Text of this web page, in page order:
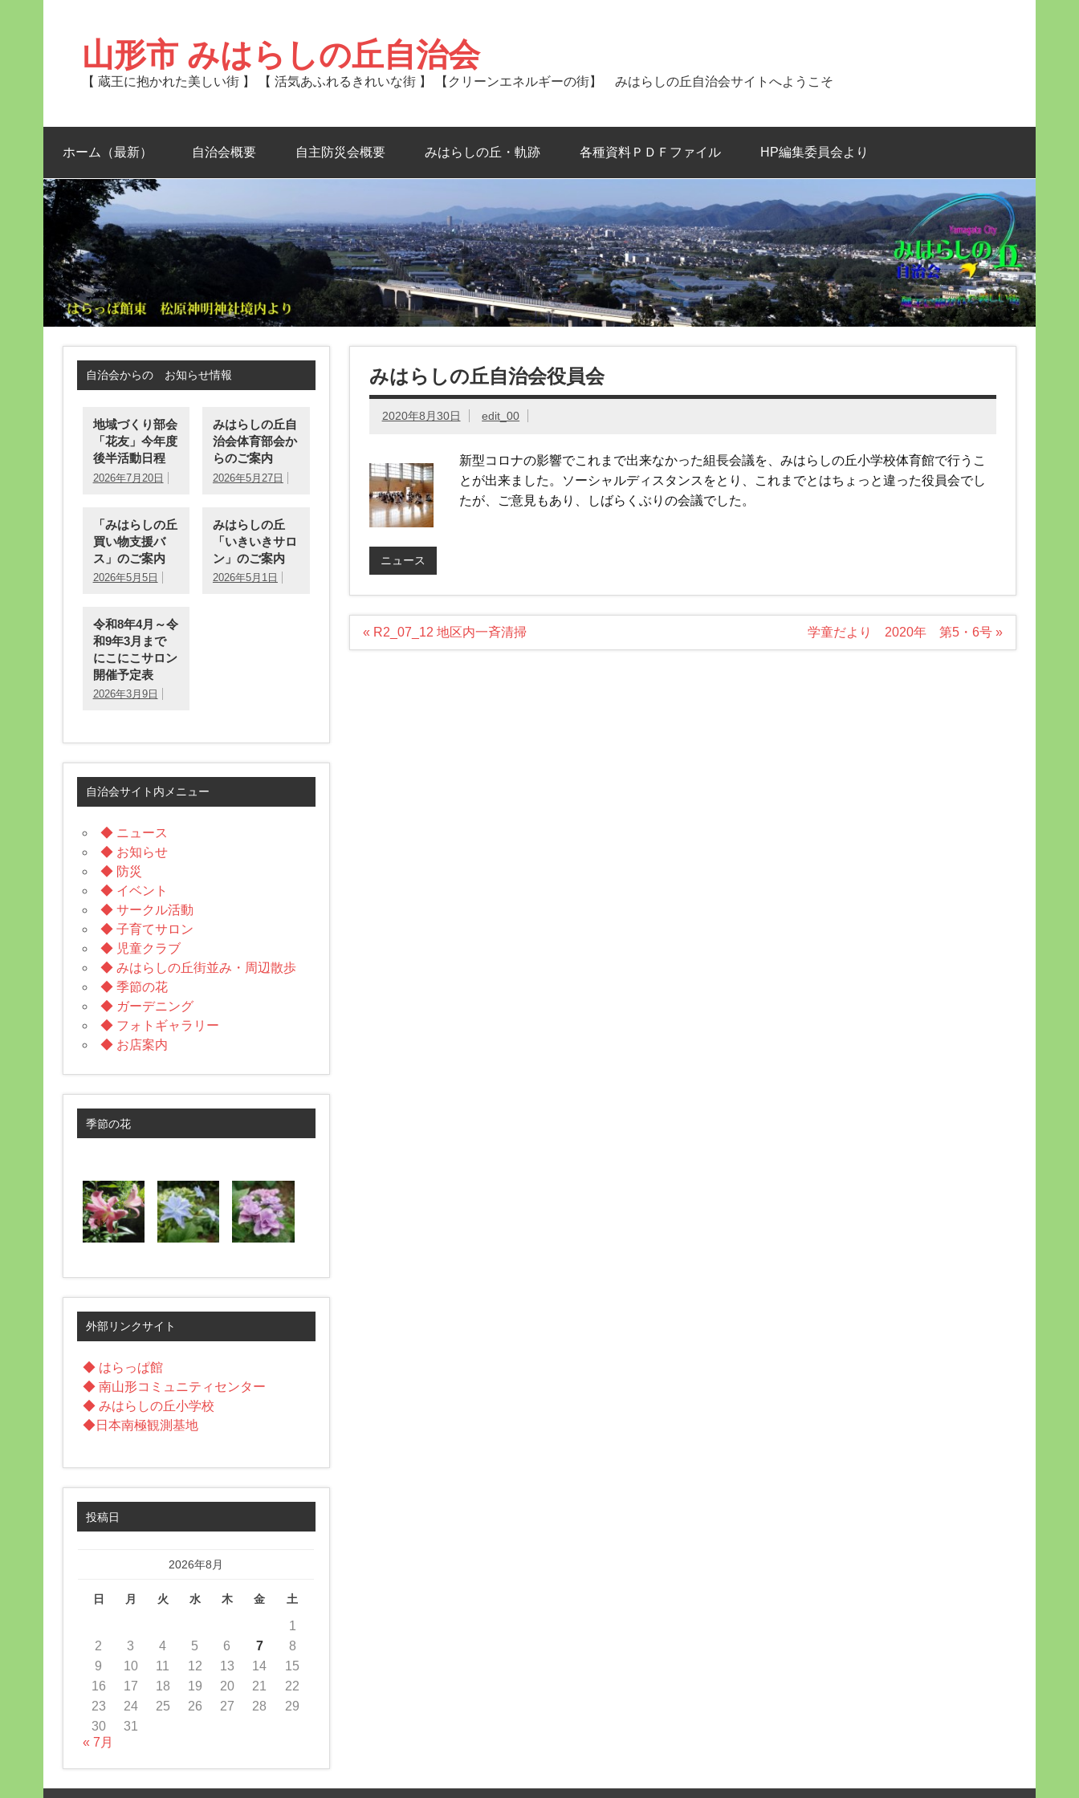
山形市 みはらしの丘自治会
【 蔵王に抱かれた美しい街 】 【 活気あふれるきれいな街 】 【クリーンエネルギーの街】 みはらしの丘自治会サイトへようこそ
ホーム（最新） 自治会概要 自主防災会概要 みはらしの丘・軌跡 各種資料ＰＤＦファイル HP編集委員会より
みはらしの丘自治会役員会
2020年8月30日 edit_00
新型コロナの影響でこれまで出来なかった組長会議を、みはらしの丘小学校体育館で行うこ
とが出来ました。ソーシャルディスタンスをとり、これまでとはちょっと違った役員会でし
たが、ご意見もあり、しばらくぶりの会議でした。
ニュース
投
« R2_07_12 地区内一斉清掃 学童だより 2020年 第5・6号 »
自治会からの お知らせ情報
地域づくり部会
「花友」今年度
後半活動日程
2026年7月20日
みはらしの丘自
治会体育部会か
らのご案内
2026年5月27日
「みはらしの丘
買い物支援バ
ス」のご案内
2026年5月5日
みはらしの丘
「いきいきサロ
ン」のご案内
2026年5月1日
令和8年4月～令
和9年3月まで
にこにこサロン
開催予定表
2026年3月9日
自治会サイト内メニュー
◆ ニュース
◆ お知らせ
◆ 防災
◆ イベント
◆ サークル活動
◆ 子育てサロン
◆ 児童クラブ
◆ みはらしの丘街並み・周辺散歩
◆ 季節の花
◆ ガーデニング
◆ フォトギャラリー
◆ お店案内
季節の花
外部リンクサイト
◆ はらっぱ館
◆ 南山形コミュニティセンター
◆ みはらしの丘小学校
◆日本南極観測基地
投稿日
2026年8月
日 月 火 水 木 金 土
1
2
3 4 5 6 7
8
9
10 11 12 13 14
15
16
17 18 19 20 21
22
23
24 25 26 27 28
29
30
31
« 7月